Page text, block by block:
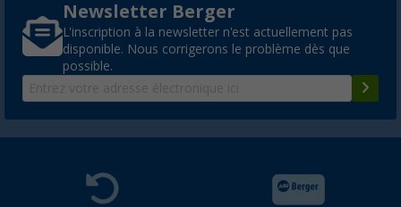
Newsletter Berger
L'inscription à la newsletter n'est actuellement pas
disponible. Nous corrigerons le problème dès que
possible.